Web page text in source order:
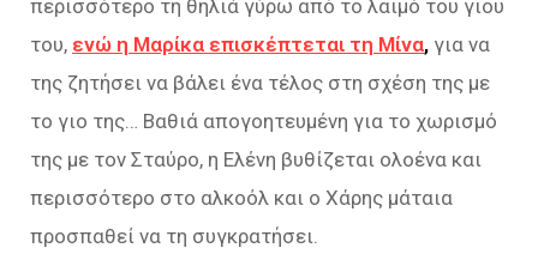
περισσότερο τη θηλιά γύρω από το λαιμό του γιου
του, ενώ η Μαρίκα επισκέπτεται τη Μίνα, για να
της ζητήσει να βάλει ένα τέλος στη σχέση της με
το γιο της… Βαθιά απογοητευμένη για το χωρισμό
της με τον Σταύρο, η Ελένη βυθίζεται ολοένα και
περισσότερο στο αλκοόλ και ο Χάρης μάταια
προσπαθεί να τη συγκρατήσει.